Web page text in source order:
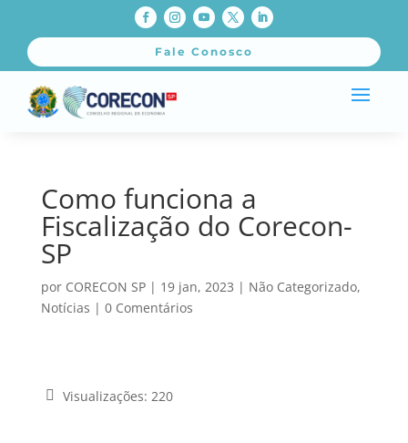
Fale Conosco
Como funciona a
Fiscalização do Corecon-
SP
por CORECON SP| 19 jan, 2023 | Não Categorizado,
Notícias | 0 Comentários
Visualizações: 220